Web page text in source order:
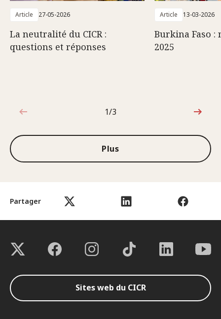
Partager
Article 27-05-2026
La neutralité du CICR :
questions et réponses
Article 13-03-2026
Burkina Faso :
2025
1sur3
1/3
Plus
Sites web du CICR